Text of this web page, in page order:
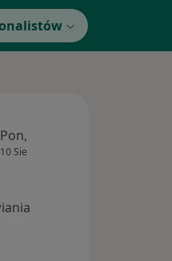
Pon,
10 Sie